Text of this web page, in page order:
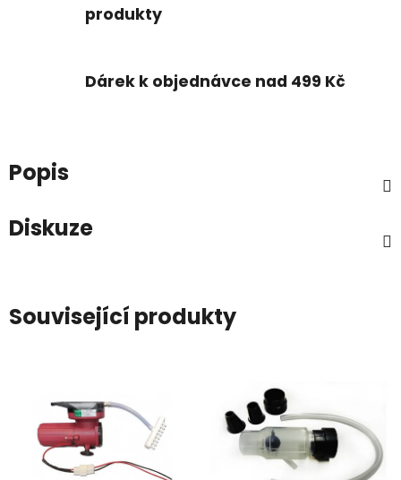
produkty
Dárek k objednávce nad 499 Kč
Popis
Diskuze
Související produkty